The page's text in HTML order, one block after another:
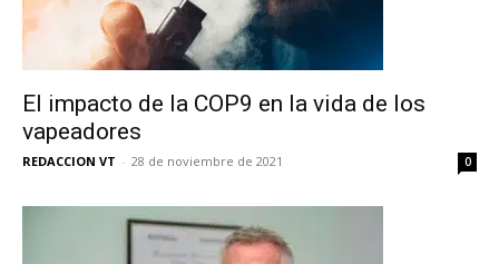
El impacto de la COP9 en la vida de los
vapeadores
REDACCION VT - 28 de noviembre de 2021 0